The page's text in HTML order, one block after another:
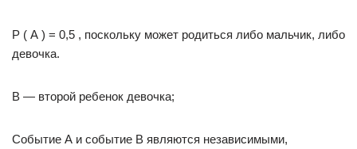
Р ( А ) = 0,5 , поскольку может родиться либо мальчик, либо
девочка.
В — второй ребенок девочка;
Событие А и событие В являются независимыми,